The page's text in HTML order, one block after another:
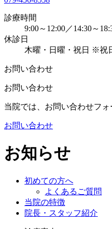
診療時間
9:00～12:00／14:30～
休診日
木曜・日曜・祝日 ※祝
お問い合わせ
お問い合わせ
当院では、お問い合わせフ
お問い合わせ
お知らせ
初めての方へ
よくあるご質問
当院の特徴
院長・スタッフ紹介